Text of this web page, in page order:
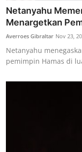
Netanyahu
Menargetkan
Averroes Gibraltar Nov 23,
Netanyahu
pemimpin Hamas di